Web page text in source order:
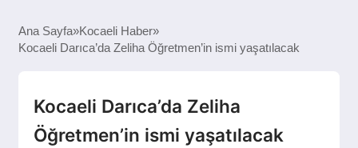
ANASAYFA
ASAYIŞ
Ana Sayfa Kocaeli Haber
Kocaeli Darıca’da Zeliha Öğretmen’in ismi yaşatılacak
Kocaeli Darıca’da Zeliha
Öğretmen’in ismi yaşatılacak